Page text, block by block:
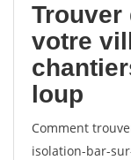
Trouver
votre
loup
Comment
isolation-bar-